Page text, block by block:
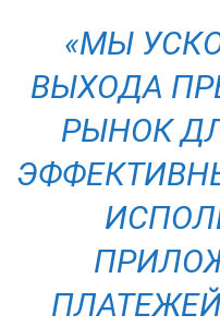
«МЫ
ВЫХОДА
РЫНОК